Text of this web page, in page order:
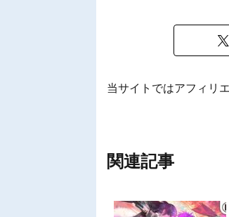
当サイトではアフィリ
関連記事